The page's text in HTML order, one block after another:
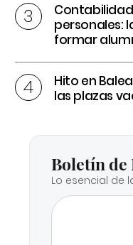
personales:
formar
Hito en
las plazas
Boletín
Lo esencial de